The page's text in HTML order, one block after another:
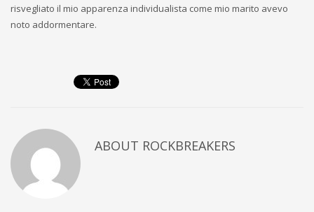
risvegliato il mio apparenza individualista come mio marito avevo
noto addormentare.
ABOUT ROCKBREAKERS